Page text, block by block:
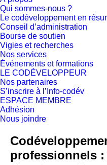
Qui sommes-nous ?
Le codéveloppement en
Conseil d’administration
Bourse de soutien
Vigies et recherches
Nos services
Événements et formations
LE CODÉVELOPPEUR
Nos partenaires
S’inscrire à l’Info-codév
ESPACE MEMBRE
Adhésion
Nous joindre
professionnels